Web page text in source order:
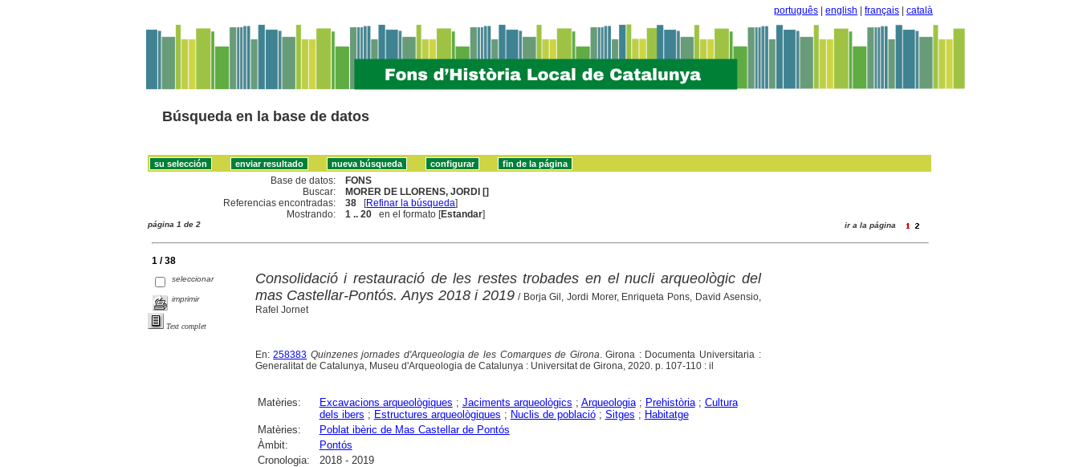
português english français català
Búsqueda en la base de datos
Base de datos:
FONS
Buscar:
MORER DE LLORENS, JORDI []
Referencias encontradas:
38 [Refinar la búsqueda]
Mostrando:
1 .. 20 en el formato [Estandar]
página 1 de 2 ir a la página
1 / 38
seleccionar
imprimir
Text complet
Consolidació i restauració de les restes trobades en el nucli arqueològic del
mas Castellar-Pontós. Anys 2018 i 2019 / Borja Gil, Jordi Morer, Enriqueta Pons, David Asensio,
Rafel Jornet
En:258383 Quinzenes jornades d'Arqueologia de les Comarques de Girona. Girona : Documenta Universitaria :
Generalitat de Catalunya, Museu d'Arqueologia de Catalunya : Universitat de Girona, 2020. p. 107-110 : il
Matèries: Excavacions arqueològiques ; Jaciments arqueològics ; Arqueologia; Prehistòria; Cultura
dels ibers ; Estructures arqueològiques ; Nuclis de població; Sitges ; Habitatge
Matèries:
Poblat ibèric de Mas Castellar de Pontós
Àmbit:
Pontós
Cronologia:
2018 - 2019